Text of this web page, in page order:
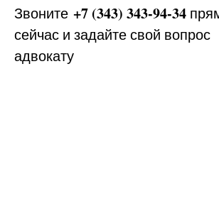
Звоните +7 (343) 343-94-34
сейчас и задайте свой вопрос
адвокату